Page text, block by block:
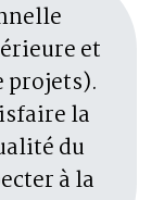
et
projets).
la
du
à la